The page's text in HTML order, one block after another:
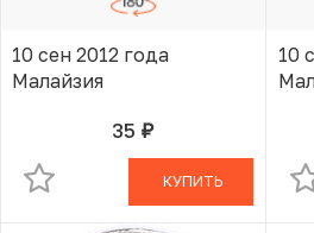
10 сен 2012 года
Малайзия
35 руб.В КОРЗИНЕ
КУПИТЬ
10